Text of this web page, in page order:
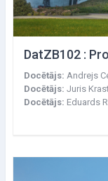
DatZB102 :
Docētājs: Andrejs
Docētājs: Juris
Docētājs: Eduards